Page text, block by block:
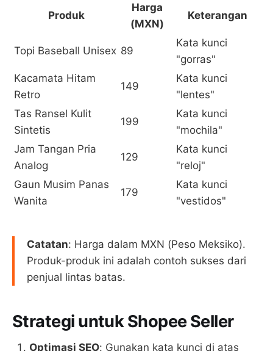
Produk
Harga
(MXN)
Keterangan
Topi Baseball Unisex 89
Kata kunci
"gorras"
Kacamata Hitam
Retro
149
Kata kunci
"lentes"
Tas Ransel Kulit
Sintetis
199
Kata kunci
"mochila"
Jam Tangan Pria
Analog
129
Kata kunci
"reloj"
Gaun Musim Panas
Wanita
179
Kata kunci
"vestidos"
Catatan: Harga dalam MXN (Peso Meksiko).
Produk-produk ini adalah contoh sukses dari
penjual lintas batas.
Strategi untuk Shopee Seller
Optimasi SEO: Gunakan kata kunci di atas